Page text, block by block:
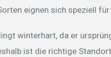
eignen sich speziell
winterhart, da er
ist die richtige